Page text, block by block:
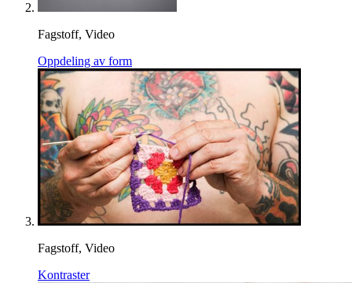
Fagstoff, Video
Oppdeling av form
Fagstoff, Video
Kontraster